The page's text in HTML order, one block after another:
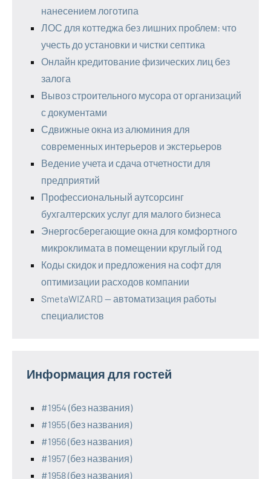
нанесением логотипа
ЛОС для коттеджа без лишних проблем: что
учесть до установки и чистки септика
Онлайн кредитование физических лиц без
залога
Вывоз строительного мусора от организаций
с документами
Сдвижные окна из алюминия для
современных интерьеров и экстерьеров
Ведение учета и сдача отчетности для
предприятий
Профессиональный аутсорсинг
бухгалтерских услуг для малого бизнеса
Энергосберегающие окна для комфортного
микроклимата в помещении круглый год
Коды скидок и предложения на софт для
оптимизации расходов компании
SmetaWIZARD — автоматизация работы
специалистов
Информация для гостей
#1954 (без названия)
#1955 (без названия)
#1956 (без названия)
#1957 (без названия)
#1958 (без названия)